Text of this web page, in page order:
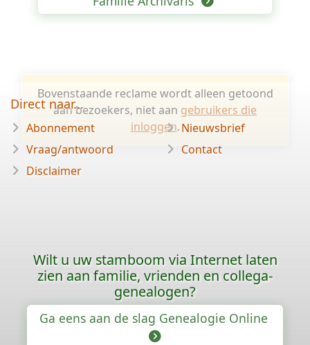
Bovenstaande reclame wordt alleen getoond
aan bezoekers, niet aan gebruikers die
inloggen.
Direct naar...
Abonnement
Vraag/antwoord
Disclaimer
Nieuwsbrief
Contact
Wilt u uw stamboom via Internet laten
zien aan familie, vrienden en collega-
genealogen?
Ga eens aan de slag Genealogie Online